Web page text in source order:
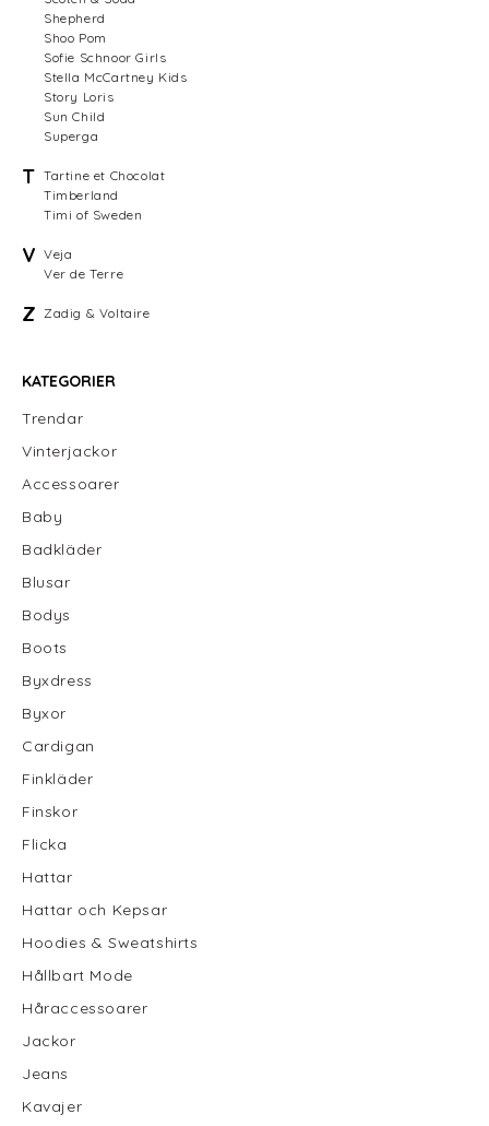
Shepherd
Shoo Pom
Sofie Schnoor Girls
Stella McCartney Kids
Story Loris
Sun Child
Superga
T Tartine et Chocolat
Timberland
Timi of Sweden
V Veja
Ver de Terre
Z Zadig & Voltaire
KATEGORIER
Trendar
Vinterjackor
Accessoarer
Baby
Badkläder
Blusar
Bodys
Boots
Byxdress
Byxor
Cardigan
Finkläder
Finskor
Flicka
Hattar
Hattar och Kepsar
Hoodies & Sweatshirts
Hållbart Mode
Håraccessoarer
Jackor
Jeans
Kavajer